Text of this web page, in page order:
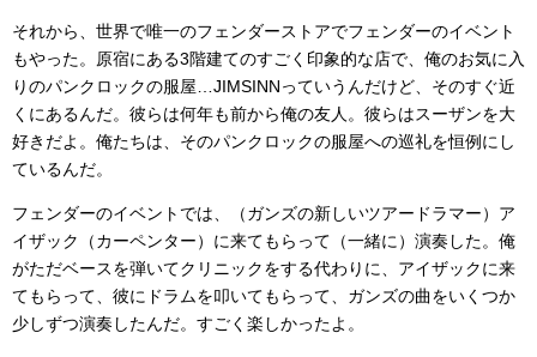
それから、世界で唯一のフェンダーストアでフェンダーのイベント
もやった。原宿にある3階建てのすごく印象的な店で、俺のお気に入
りのパンクロックの服屋…JIMSINNっていうんだけど、そのすぐ近
くにあるんだ。彼らは何年も前から俺の友人。彼らはスーザンを大
好きだよ。俺たちは、そのパンクロックの服屋への巡礼を恒例にし
ているんだ。
フェンダーのイベントでは、（ガンズの新しいツアードラマー）ア
イザック（カーペンター）に来てもらって（一緒に）演奏した。俺
がただベースを弾いてクリニックをする代わりに、アイザックに来
てもらって、彼にドラムを叩いてもらって、ガンズの曲をいくつか
少しずつ演奏したんだ。すごく楽しかったよ。